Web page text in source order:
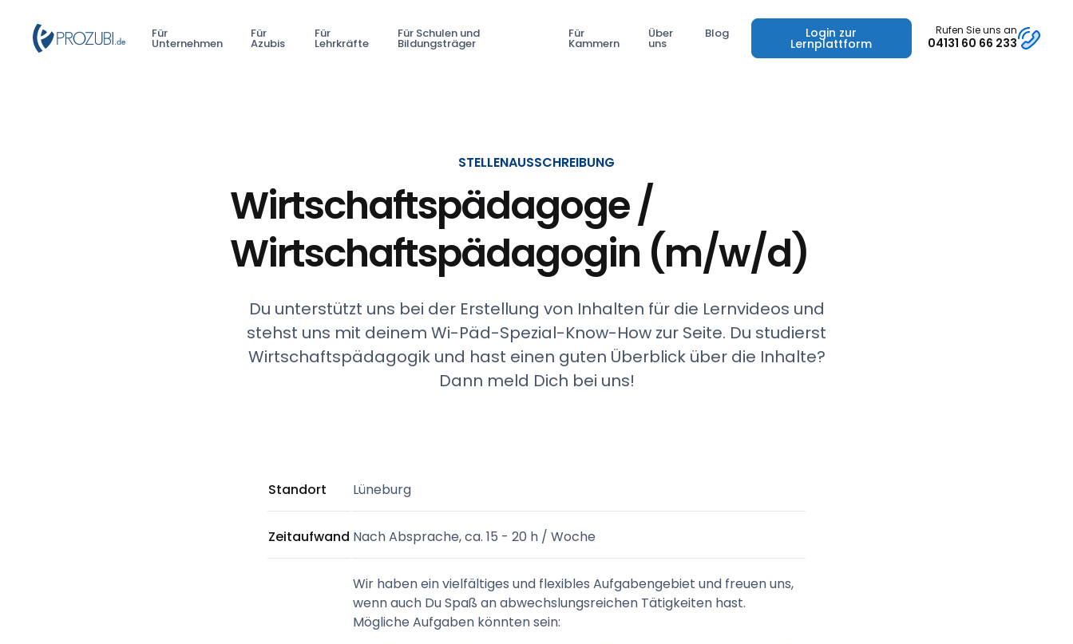
Für
Unternehmen
Für
Azubis
Für
Lehrkräfte
Für Schulen und
Bildungsträger
Für
Kammern
Über
uns
Blog Login zur
Lernplattform
Rufen Sie uns an
04131 60 66 233
STELLENAUSSCHREIBUNG
Wirtschaftspädagoge /
Wirtschaftspädagogin (m/w/d)
Du unterstützt uns bei der Erstellung von Inhalten für die Lernvideos und
stehst uns mit deinem Wi-Päd-Spezial-Know-How zur Seite. Du studierst
Wirtschaftspädagogik und hast einen guten Überblick über die Inhalte?
Dann meld Dich bei uns!
Standort Lüneburg
Zeitaufwand Nach Absprache, ca. 15 - 20 h / Woche
Wir haben ein vielfältiges und flexibles Aufgabengebiet und freuen uns,
wenn auch Du Spaß an abwechslungsreichen Tätigkeiten hast.
Mögliche Aufgaben könnten sein: